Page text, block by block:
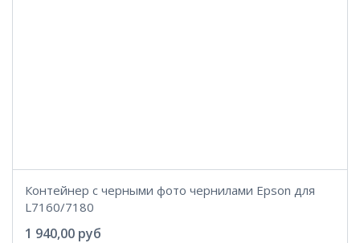
Контейнер с черными фото чернилами Epson для
L7160/7180
1 940,00 руб